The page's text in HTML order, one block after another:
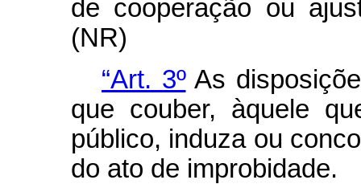
de cooperação ou
(NR)
“Art. 3ºAs
que couber, àquele
público, induza ou
do ato de improbidade.